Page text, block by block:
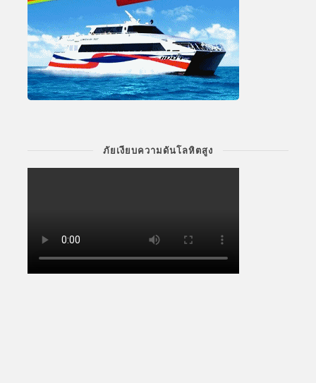
ภัยเงียบความดันโลหิตสูง